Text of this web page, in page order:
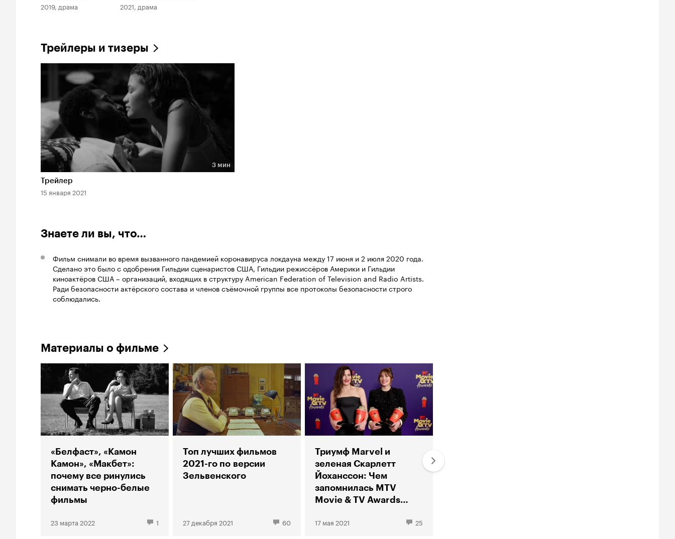
2019, драма 2021, драма
Трейлеры и тизеры
Длительность 3 мин
3 мин
Трейлер
15 января 2021
Знаете ли вы, что…
Фильм снимали во время вызванного пандемией коронавируса локдауна между 17 июня и 2 июля 2020 года.
Сделано это было с одобрения Гильдии сценаристов США, Гильдии режиссёров Америки и Гильдии
киноактёров США – организаций, входящих в структуру American Federation of Television and Radio Artists.
Ради безопасности актёрского состава и членов съёмочной группы все протоколы безопасности строго
соблюдались.
Материалы о фильме
«Белфаст», «Камон
Камон», «Макбет»:
почему все ринулись
снимать черно-белые
фильмы
23 марта 2022 1
Топ лучших фильмов
2021-го по версии
Зельвенского
27 декабря 2021 60
Триумф Marvel и
зеленая Скарлетт
Йоханссон: Чем
запомнилась MTV
Movie & TV Awards
17 мая 2021 25